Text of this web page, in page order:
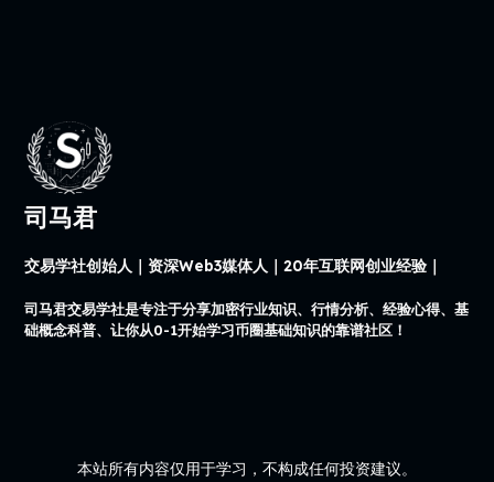
司马君
交易学社创始人｜资深Web3媒体人｜20年互联网创业经验｜
司马君交易学社是专注于分享加密行业知识、行情分析、经验心得、基
础概念科普、让你从0-1开始学习币圈基础知识的靠谱社区！
本站所有内容仅用于学习，不构成任何投资建议。